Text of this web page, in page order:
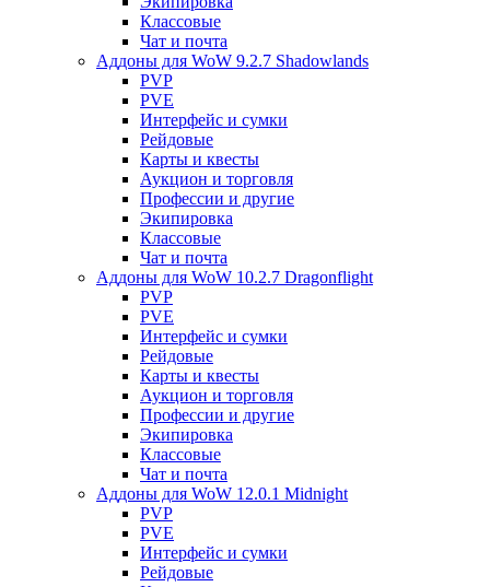
Классовые
Чат и почта
Аддоны для WoW 9.2.7 Shadowlands
PVP
PVE
Интерфейс и сумки
Рейдовые
Карты и квесты
Аукцион и торговля
Профессии и другие
Экипировка
Классовые
Чат и почта
Аддоны для WoW 10.2.7 Dragonflight
PVP
PVE
Интерфейс и сумки
Рейдовые
Карты и квесты
Аукцион и торговля
Профессии и другие
Экипировка
Классовые
Чат и почта
Аддоны для WoW 12.0.1 Midnight
PVP
PVE
Интерфейс и сумки
Рейдовые